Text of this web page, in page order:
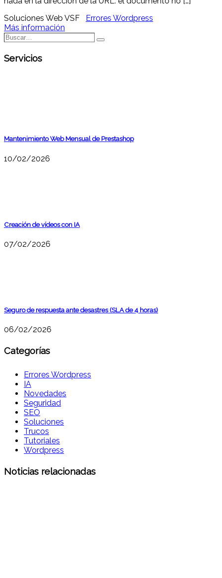
Soluciones Web VSF
Errores Wordpress
Más información
Buscar…
Buscar
Servicios
Mantenimiento Web Mensual de Prestashop
10/02/2026
Creación de vídeos con IA
07/02/2026
Seguro de respuesta ante desastres (SLA de 4 horas)
06/02/2026
Categorías
Errores Wordpress
IA
Novedades
Seguridad
SEO
Soluciones
Trucos
Tutoriales
Wordpress
Noticias relacionadas